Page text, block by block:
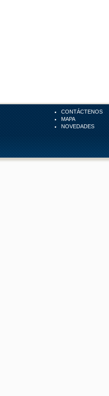
CONTÁCTENOS
MAPA
NOVEDADES